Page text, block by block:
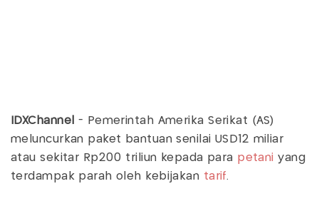
IDXChannel - Pemerintah Amerika Serikat (AS)
meluncurkan paket bantuan senilai USD12 miliar
atau sekitar Rp200 triliun kepada para petani yang
terdampak parah oleh kebijakan tarif.